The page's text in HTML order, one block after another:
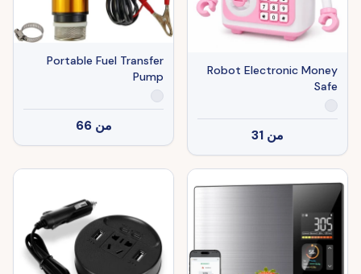
Robot Electronic Money
Safe
من 31
Portable Fuel Transfer
Pump
من 66